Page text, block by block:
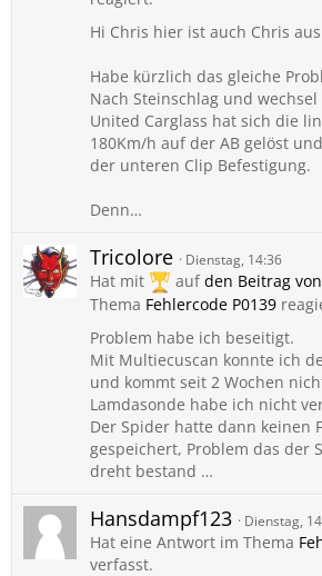
Hi Chris hier ist auch Chris
Habe kürzlich das gleiche
Nach Steinschlag und
United Carglass hat sich die
180Km/h auf der AB gelöst
der unteren Clip Befestigung.
Denn…
Tricolore Dienstag, 14:36
Hat mit aufden Beitrag von
Thema Fehlercode P0139
Problem habe ich beseitigt.
Mit Multiecuscan konnte ich
und kommt seit 2 Wochen
Lamdasonde habe ich nicht
Der Spider hatte dann keinen
gespeichert, Problem das der
dreht bestand …
Hansdampf123 Dienstag,
Hat eine Antwort im Thema
verfasst.